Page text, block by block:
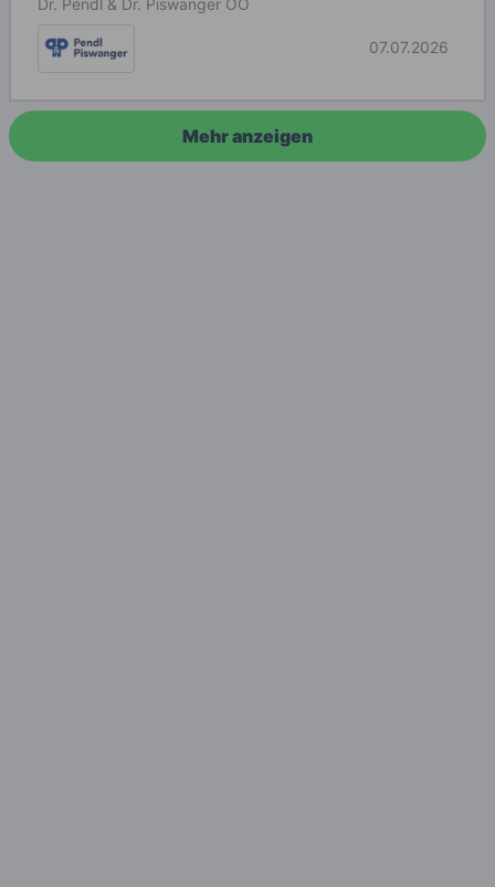
Dr. Pendl & Dr. Piswanger OÖ
07.07.2026
Mehr anzeigen